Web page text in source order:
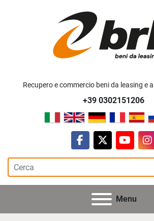
Recupero e commercio beni da leasing e
+39 0302151206
facebook
twitter
Menu